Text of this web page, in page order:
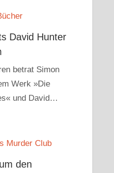
David Hunter
betrat Simon
Werk »Die
und David…
den